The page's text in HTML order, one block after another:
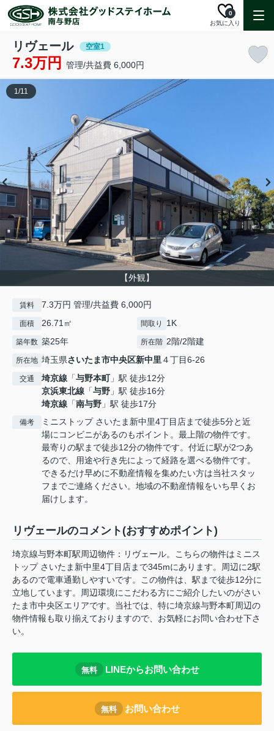
お気に入り
0
リヴェール 空室1
7.3万円 管理/共益費 6,000円
【外観】
1/11
賃料 7.3万円 管理/共益費 6,000円
面積 26.71㎡ 間取り 1K
築年数 築25年 所在階 2階/2階建
所在地 埼玉県さいたま市中央区新中里４丁目6-26
交通 埼京線 「与野本町」駅 徒歩12分
京浜東北線 「与野 」駅 徒歩16分
埼京線 「南与野 」駅 徒歩17分
備考
ミニストップ さいたま新中里4丁目店まで徒歩5分と近
場にコンビニがあるのもポイント。最上階の物件です。
最寄りの駅まで徒歩12分の物件です。付近に駅が2つあ
るので、用途や行き先によって経路を選べる物件です。
できるだけ早めに不動産情報を集めたい方は当社スタッ
フまでご連絡ください。地域の不動産情報をいち早くお
届けします。
リヴェールのコメント(おすすめポイント)
埼京線与野本町駅周辺物件：リヴェール。こちらの物件はミニス
トップ さいたま新中里4丁目店まで345mにあります。周辺に2駅
あるので電車通勤しやすいです。この物件は、駅まで徒歩12分に
立地しています。周辺環境にこだわる方にご紹介したいのがさい
たま市中央区エリアです。当社では、特に埼京線与野本町周辺の
物件情報も取り揃えておりますので、お気軽にお問い合わせ下さ
い。
無料 LINEからお問い合わせ
無料 お問い合わせ